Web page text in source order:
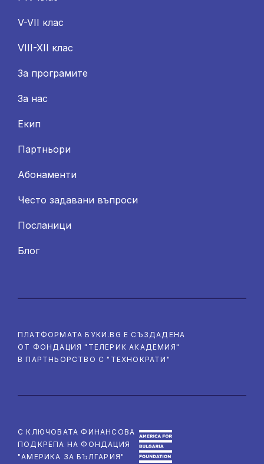
V-VII клас
VIII-XII клас
За програмите
За нас
Екип
Партньори
Абонаменти
Често задавани въпроси
Посланици
Блог
ПЛАТФОРМАТА БУКИ.BG Е СЪЗДАДЕНА
ОТ ФОНДАЦИЯ "ТЕЛЕРИК АКАДЕМИЯ"
В ПАРТНЬОРСТВО С "ТЕХНОКРАТИ"
С КЛЮЧОВАТА ФИНАНСОВА
ПОДКРЕПА НА ФОНДАЦИЯ
"АМЕРИКА ЗА БЪЛГАРИЯ"